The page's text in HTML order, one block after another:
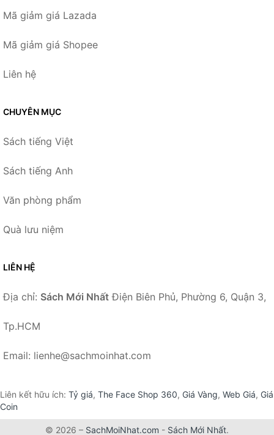
Mã giảm giá Lazada
Mã giảm giá Shopee
Liên hệ
CHUYÊN MỤC
Sách tiếng Việt
Sách tiếng Anh
Văn phòng phẩm
Quà lưu niệm
LIÊN HỆ
Địa chỉ: Sách Mới Nhất Điện Biên Phủ, Phường 6, Quận 3,
Tp.HCM
Email: lienhe@sachmoinhat.com
Liên kết hữu ích: Tỷ giá, The Face Shop 360, Giá Vàng, Web Giá, Giá
Coin
© 2026 – SachMoiNhat.com - Sách Mới Nhất.